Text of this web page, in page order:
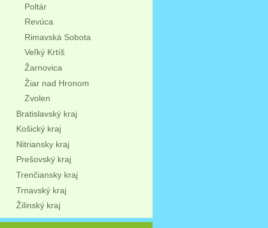
Poltár
Revúca
Rimavská Sobota
Veľký Krtíš
Žarnovica
Žiar nad Hronom
Zvolen
Bratislavský kraj
Košický kraj
Nitriansky kraj
Prešovský kraj
Trenčiansky kraj
Trnavský kraj
Žilinský kraj